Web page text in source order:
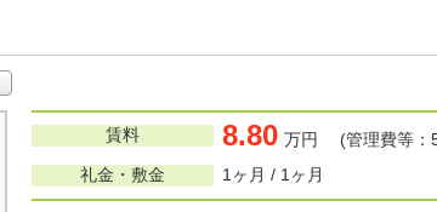
賃料 8.80 万円 (管理費等：
礼金・敷金
1ヶ月 / 1ヶ月